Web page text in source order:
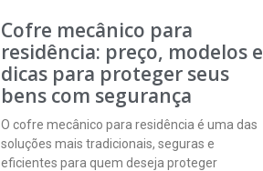
Cofre mecânico para
residência: preço, modelos e
dicas para proteger seus
bens com segurança
O cofre mecânico para residência é uma das
soluções mais tradicionais, seguras e
eficientes para quem deseja proteger